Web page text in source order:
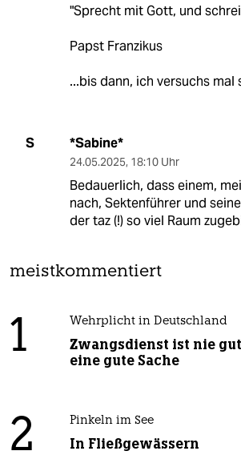
"Sprecht mit Gott, und
Papst Franzikus
...bis dann, ich versuchs mal
S *Sabine*
24.05.2025, 18:10 Uhr
Bedauerlich, dass einem,
nach, Sektenführer und
der taz (!) so viel Raum
meistkommentiert
1 Wehrplicht in Deutschland
Zwangsdienst ist nie
eine gute Sache
2 Pinkeln im See
In Fließgewässern